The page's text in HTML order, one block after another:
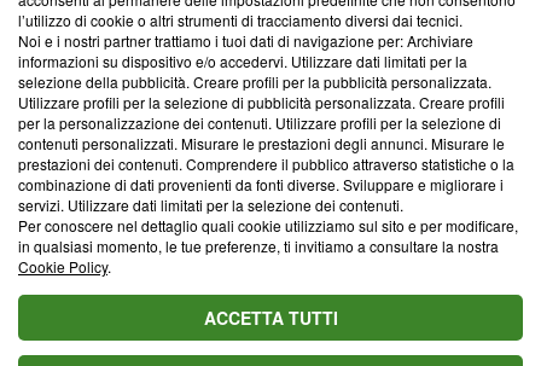
Team editoriale
Corporate
Redazione
Informativa Privacy
Cookie Policy
Blasting SA, IDI CHE-247.845.224, Via Carlo Frasca, 3 - 6900
Lugano (Svizzera) Tel:+39 0690258937
© 2026 Blasting News
l’utilizzo di cookie o altri strumenti di tracciamento diversi dai tecnici.
Noi e i nostri partner trattiamo i tuoi dati di navigazione per: Archiviare
informazioni su dispositivo e/o accedervi. Utilizzare dati limitati per la
selezione della pubblicità. Creare profili per la pubblicità personalizzata.
Utilizzare profili per la selezione di pubblicità personalizzata. Creare profili
per la personalizzazione dei contenuti. Utilizzare profili per la selezione di
contenuti personalizzati. Misurare le prestazioni degli annunci. Misurare le
prestazioni dei contenuti. Comprendere il pubblico attraverso statistiche o la
combinazione di dati provenienti da fonti diverse. Sviluppare e migliorare i
servizi. Utilizzare dati limitati per la selezione dei contenuti.
Per conoscere nel dettaglio quali cookie utilizziamo sul sito e per modificare,
in qualsiasi momento, le tue preferenze, ti invitiamo a consultare la nostra
Cookie Policy.
ACCETTA TUTTI